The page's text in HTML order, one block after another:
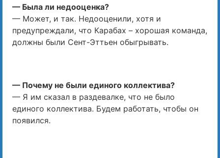
— Была ли недооценка?
— Может, и так. Недооценили, хотя и
предупреждали, что Карабах – хорошая команда,
должны были Сент-Эттьен обыгрывать.
— Почему не были единого коллектива?
— Я им сказал в раздевалке, что не было
единого коллектива. Будем работать, чтобы он
появился.